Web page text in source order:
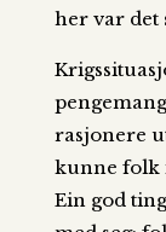
her var det
rasjonere
kunne folk
Ein god